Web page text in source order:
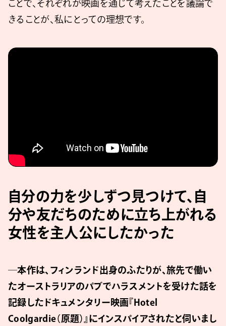
ことで、それぞれが映画を通じて考えたことを議論で
きることが、私にとっての理想です。
自分の力を少しずつ見つけて、自
分や友だちのために立ち上がれる
女性を主人公にしたかった
─本作は、フィンランド出身のふたりが、旅先で働い
たオーストラリアのパブでハラスメントを受けた話を
記録したドキュメンタリー映画『Hotel
Coolgardie（原題）』にインスパイアされたと伺いまし